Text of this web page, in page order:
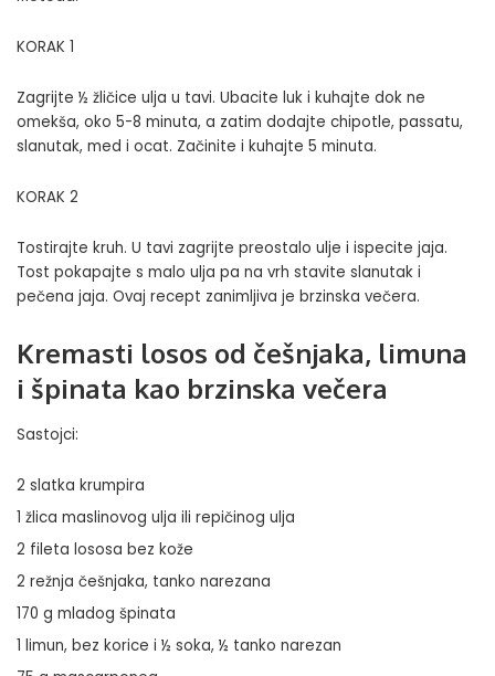
KORAK 1
Zagrijte ½ žličice ulja u tavi. Ubacite luk i kuhajte dok ne
omekša, oko 5-8 minuta, a zatim dodajte chipotle, passatu,
slanutak, med i ocat. Začinite i kuhajte 5 minuta.
KORAK 2
Tostirajte kruh. U tavi zagrijte preostalo ulje i ispecite jaja.
Tost pokapajte s malo ulja pa na vrh stavite slanutak i
pečena jaja. Ovaj recept zanimljiva je brzinska večera.
Kremasti losos od češnjaka, limuna
i špinata kao brzinska večera
Sastojci:
2 slatka krumpira
1 žlica maslinovog ulja ili repičinog ulja
2 fileta lososa bez kože
2 režnja češnjaka, tanko narezana
170 g mladog špinata
1 limun, bez korice i ½ soka, ½ tanko narezan